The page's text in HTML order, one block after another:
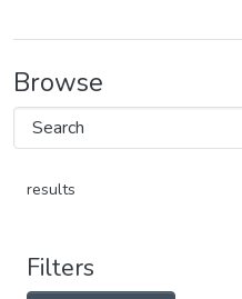
Browse
results
Filters